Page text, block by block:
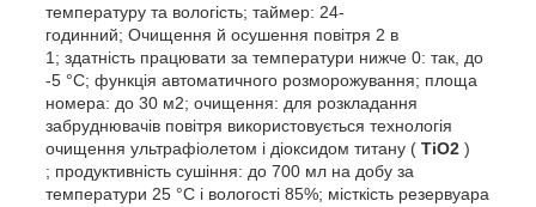
температуру та вологість; таймер: 24-
годинний; Очищення й осушення повітря 2 в
1; здатність працювати за температури нижче 0: так, до
-5 °C; функція автоматичного розморожування; площа
номера: до 30 м2; очищення: для розкладання
забруднювачів повітря використовується технологія
очищення ультрафіолетом і діоксидом титану ( TiO2 )
; продуктивність сушіння: до 700 мл на добу за
температури 25 °C і вологості 85%; місткість резервуара